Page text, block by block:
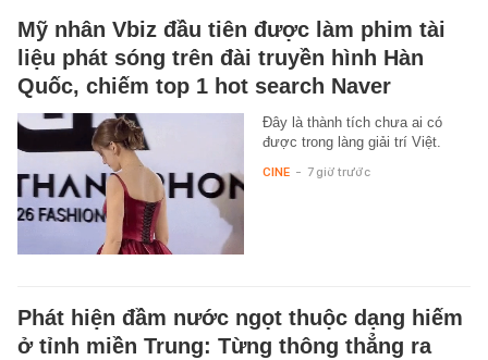
Mỹ nhân Vbiz đầu tiên được làm phim tài
liệu phát sóng trên đài truyền hình Hàn
Quốc, chiếm top 1 hot search Naver
Đây là thành tích chưa ai có
được trong làng giải trí Việt.
CINE - 7 giờ trước
Phát hiện đầm nước ngọt thuộc dạng hiếm
ở tỉnh miền Trung: Từng thông thẳng ra